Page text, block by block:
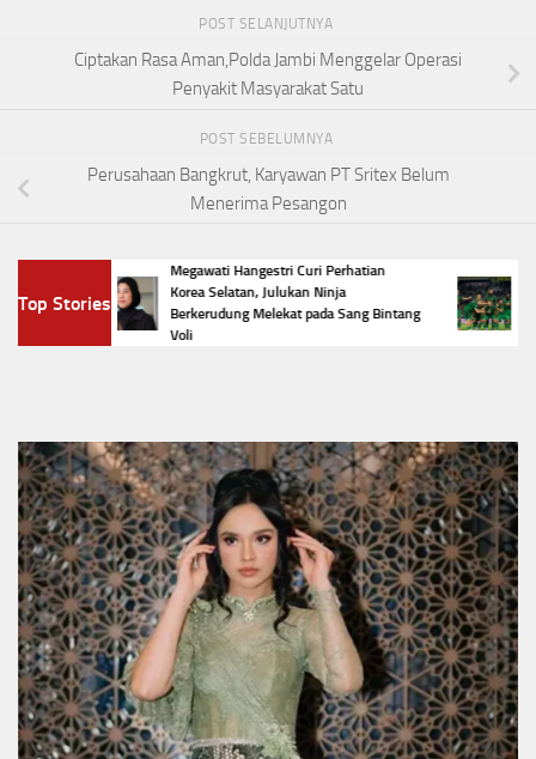
POST SELANJUTNYA
Ciptakan Rasa Aman,Polda Jambi Menggelar Operasi
Penyakit Masyarakat Satu
POST SEBELUMNYA
Perusahaan Bangkrut, Karyawan PT Sritex Belum
Menerima Pesangon
Top Stories
Jadi
Megawati Hangestri Curi Perhatian
Korea Selatan, Julukan Ninja
Berkerudung Melekat pada Sang Bintang
Voli
Daftar